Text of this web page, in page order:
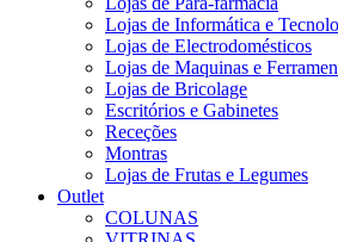
Lojas de Informática e
Lojas de Electrodomésticos
Lojas de Maquinas e
Lojas de Bricolage
Escritórios e Gabinetes
Receções
Montras
Lojas de Frutas e Legumes
Outlet
COLUNAS